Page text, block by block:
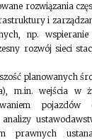
rozwiązania
i
np.
rozwój sieci
planowanych
m.in. wejścia w
pojazdów
prawnych